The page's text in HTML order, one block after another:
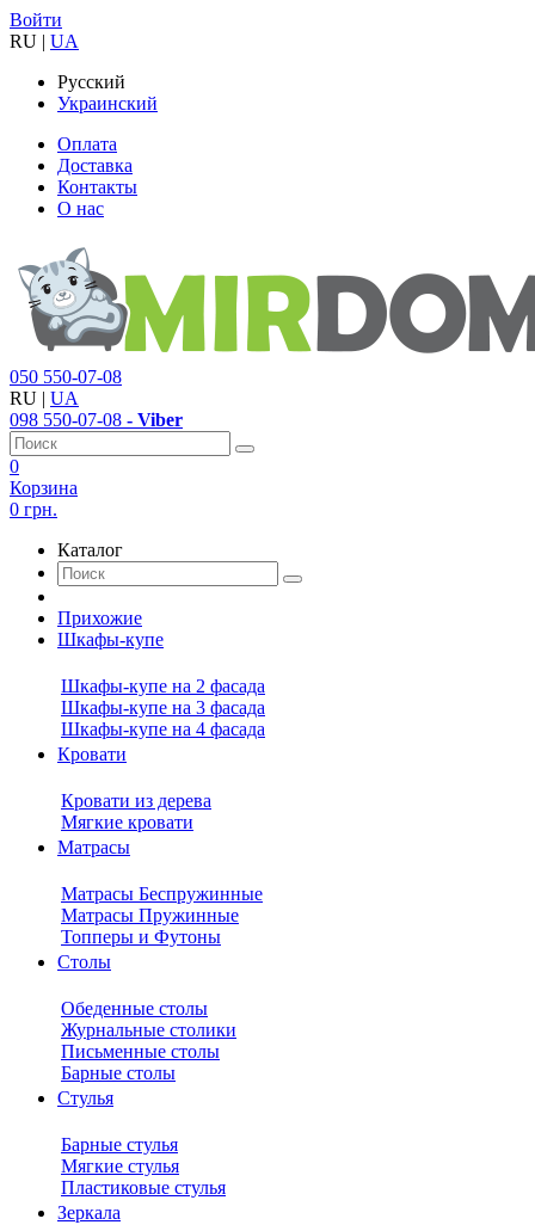
Войти
RU | UA
Русский
Украинский
Оплата
Доставка
Контакты
О нас
050 550-07-08
RU | UA
098 550-07-08 - Viber
0
Корзина
0 грн.
Каталог
Прихожие
Шкафы-купе
Шкафы-купе на 2 фасада
Шкафы-купе на 3 фасада
Шкафы-купе на 4 фасада
Кровати
Кровати из дерева
Мягкие кровати
Матрасы
Матрасы Беспружинные
Матрасы Пружинные
Топперы и Футоны
Столы
Обеденные столы
Журнальные столики
Письменные столы
Барные столы
Стулья
Барные стулья
Мягкие стулья
Пластиковые стулья
Зеркала